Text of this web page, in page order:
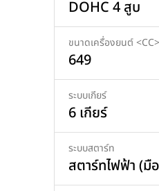
DOHC 4 สูบ
ขนาดเครื่องยนต์ <CC>
649
ระบบเกียร์
6 เกียร์
ระบบสตาร์ท
สตาร์ทไฟฟ้า (มื